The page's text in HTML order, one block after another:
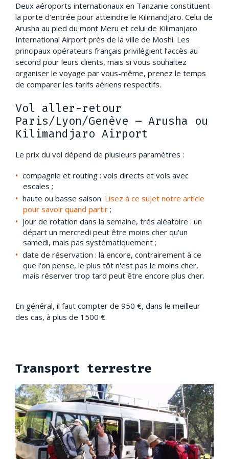
Deux aéroports internationaux en Tanzanie constituent
la porte d’entrée pour atteindre le Kilimandjaro. Celui de
Arusha au pied du mont Meru et celui de Kilimanjaro
International Airport près de la ville de Moshi. Les
principaux opérateurs français privilégient l’accès au
second pour leurs clients, mais si vous souhaitez
organiser le voyage par vous-même, prenez le temps
de comparer les tarifs aériens respectifs.
Vol aller-retour
Paris/Lyon/Genève – Arusha ou
Kilimandjaro Airport
Le prix du vol dépend de plusieurs paramètres :
compagnie et routing : vols directs et vols avec
escales ;
haute ou basse saison. Lisez à ce sujet notre article
pour savoir quand partir ;
jour de rotation dans la semaine, très aléatoire : un
départ un mercredi peut être moins cher qu'un
samedi, mais pas systématiquement ;
date de réservation : là encore, contrairement à ce
que l'on pense, le plus tôt n'est pas le moins cher,
mais réserver trop tard peut être encore plus cher.
En général, il faut compter de 950 €, dans le meilleur
des cas, à plus de 1500 €.
Transport terrestre